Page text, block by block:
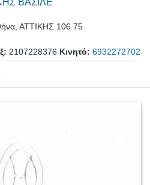
ΒΑΣΙΛΕ
ΑΤΤΙΚΗΣ 106 75
2107228376 Κινητό: 6932272702